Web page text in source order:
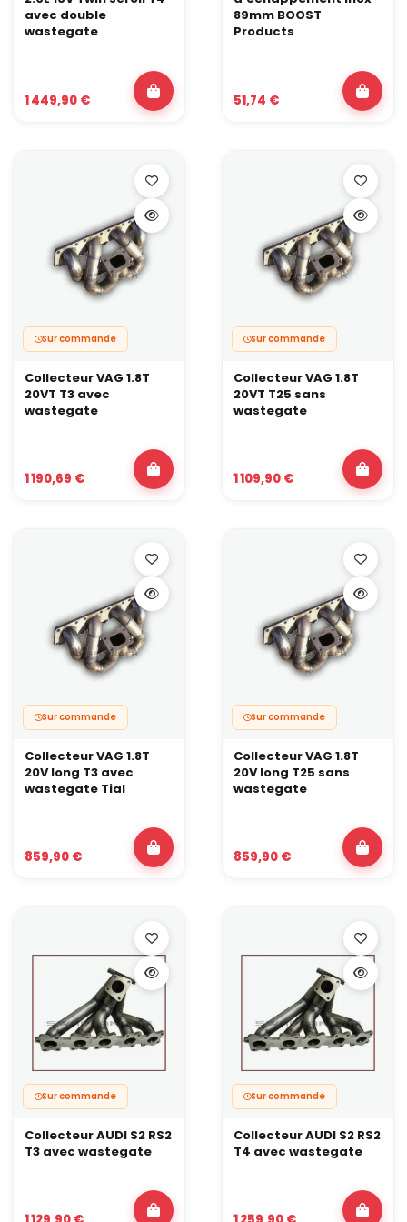
avec double
wastegate
1 449,90 €
89mm BOOST
Products
51,74 €
Sur commande
Collecteur VAG 1.8T
20VT T3 avec
wastegate
1 190,69 €
Sur commande
Collecteur VAG 1.8T
20VT T25 sans
wastegate
1 109,90 €
Sur commande
Collecteur VAG 1.8T
20V long T3 avec
wastegate Tial
859,90 €
Sur commande
Collecteur VAG 1.8T
20V long T25 sans
wastegate
859,90 €
Sur commande
Collecteur AUDI S2 RS2
T3 avec wastegate
Sur commande
Collecteur AUDI S2 RS2
T4 avec wastegate